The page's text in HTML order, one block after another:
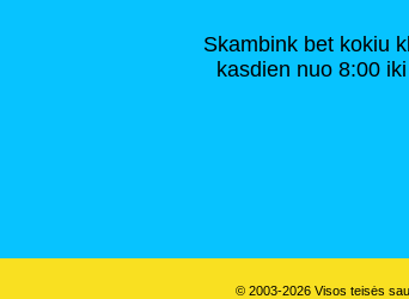
Skambink bet kokiu
kasdien nuo 8:00
© 2003-2026 Visos teisės